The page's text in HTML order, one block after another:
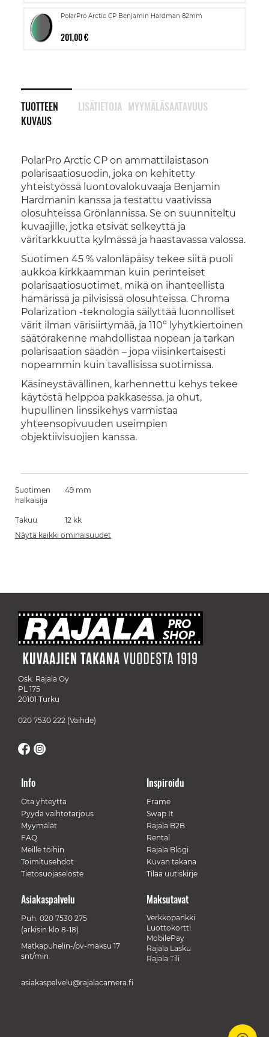
PolarPro Arctic CP Benjamin Hardman 82mm
201,00 €
TUOTTEEN
KUVAUS
PolarPro Arctic CP on ammattilaistason
polarisaatiosuodin, joka on kehitetty
yhteistyössä luontovalokuvaaja Benjamin
Hardmanin kanssa ja testattu vaativissa
olosuhteissa Grönlannissa. Se on suunniteltu
kuvaajille, jotka etsivät selkeyttä ja
väritarkkuutta kylmässä ja haastavassa valossa.
Suotimen 45 % valonläpäisy tekee siitä puoli
aukkoa kirkkaamman kuin perinteiset
polarisaatiosuotimet, mikä on ihanteellista
hämärissä ja pilvisissä olosuhteissa. Chroma
Polarization -teknologia säilyttää luonnolliset
värit ilman värisiirtymää, ja 110° lyhytkiertoinen
säätörakenne mahdollistaa nopean ja tarkan
polarisaation säädön – jopa viisinkertaisesti
nopeammin kuin tavallisissa suotimissa.
Käsineystävällinen, karhennettu kehys tekee
käytöstä helppoa pakkasessa, ja ohut,
hupullinen linssikehys varmistaa
yhteensopivuuden useimpien
objektiivisuojien kanssa.
LISÄTIETOJA MYYMÄLÄSAATAVUUS
Suotimen
halkaisija
49 mm
Takuu
12 kk
Näytä kaikki ominaisuudet
Osk. Rajala Oy
PL 175
20101 Turku
020 7530 222 (Vaihde)
Info
Ota yhteyttä
Pyydä vaihtotarjous
Myymälät
FAQ
Meille töihin
Toimitusehdot
Tietosuojaseloste
Inspiroidu
Frame
Swap It
Rajala B2B
Rental
Rajala Blogi
Kuvan takana
Tilaa uutiskirje
Maksutavat
Verkkopankki
Luottokortti
MobilePay
Rajala Lasku
Rajala Tili
Asiakaspalvelu
Puh. 020 7530 275
(arkisin klo 8-18)
Matkapuhelin-/pv-maksu 17
snt/min.
asiakaspalvelu@rajalacamera.fi